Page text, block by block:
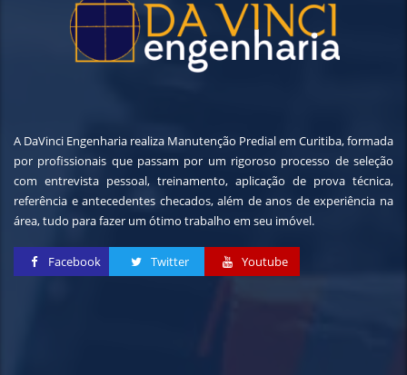
A DaVinci Engenharia realiza Manutenção Predial em Curitiba, formada
por profissionais que passam por um rigoroso processo de seleção
com entrevista pessoal, treinamento, aplicação de prova técnica,
referência e antecedentes checados, além de anos de experiência na
área, tudo para fazer um ótimo trabalho em seu imóvel.
Facebook Twitter Youtube